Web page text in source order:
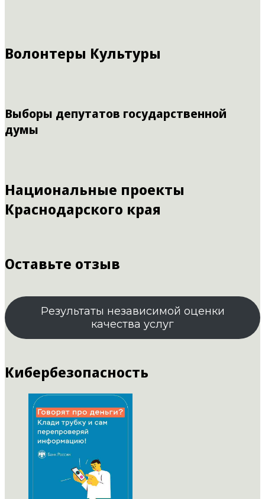
Волонтеры Культуры
Выборы депутатов государственной
думы
Национальные проекты
Краснодарского края
Оставьте отзыв
Результаты независимой оценки
качества услуг
Кибербезопасность